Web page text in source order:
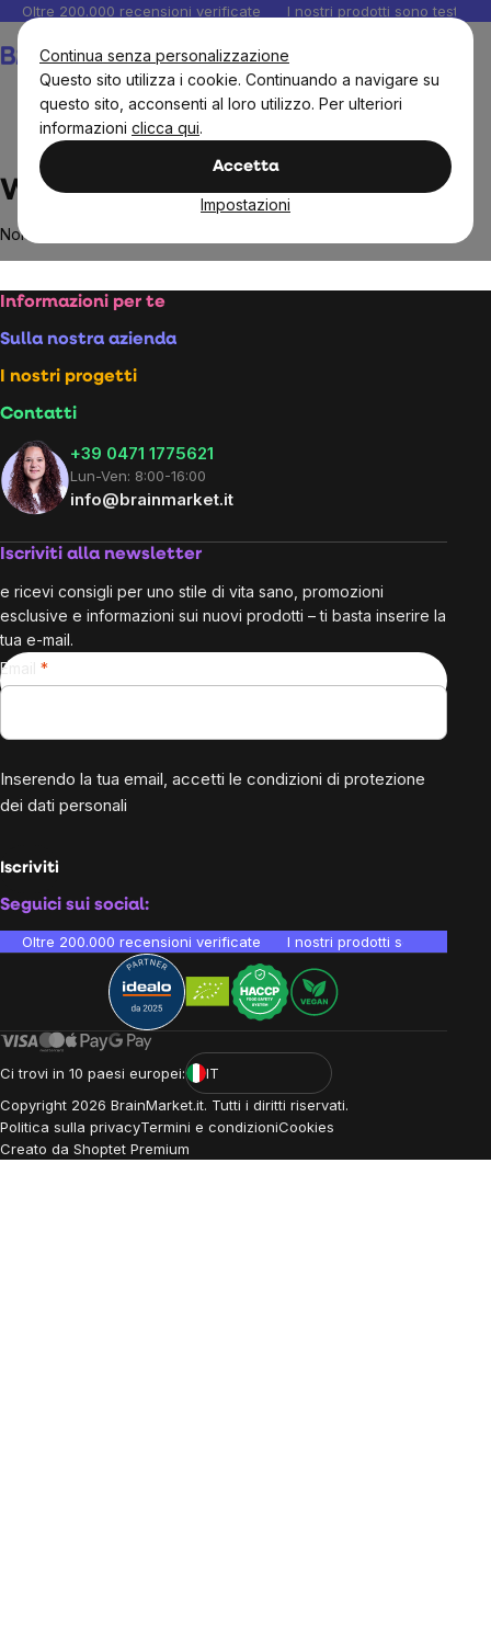
Continua senza personalizzazione
Questo sito utilizza i cookie. Continuando a navigare su
questo sito, acconsenti al loro utilizzo. Per ulteriori
informazioni clicca qui.
Accetta
Impostazioni
Salta
contenuto
Oltre 200.000 recensioni verificate I nostri prodotti sono testati
Wild&Coco
Non sono stati trovati prodotti del marchio
Footer
Informazioni per te
Sulla nostra azienda
I nostri progetti
Contatti
+39 0471 1775621
Lun-Ven: 8:00-16:00
info@brainmarket.it
Iscriviti alla newsletter
e ricevi consigli per uno stile di vita sano, promozioni
esclusive e informazioni sui nuovi prodotti – ti basta inserire la
tua e-mail.
Email
Inserendo la tua email, accetti le condizioni di protezione
dei dati personali
Iscriviti
Seguici sui social:
Oltre 200.000 recensioni verificate I nostri prodotti sono testati
Ci trovi in 10 paesi europei:
IT
Copyright 2026 BrainMarket.it. Tutti i diritti riservati.
Politica sulla privacyTermini e condizioniCookies
Creato da Shoptet Premium